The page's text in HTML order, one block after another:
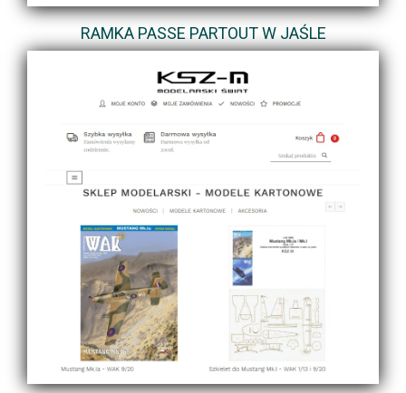
RAMKA PASSE PARTOUT W JAŚLE